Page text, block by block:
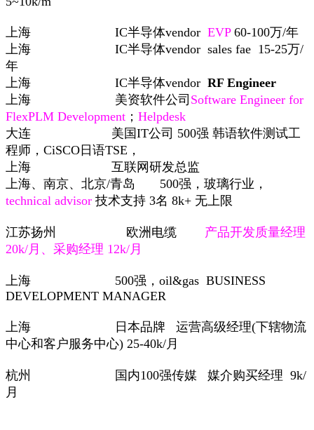
上海 IC半导体vendor EVP60-100万/年
上海
IC半导体vendor sales fae 15-25万/
年
上海
IC半导体vendor RF Engineer
上海
美资软件公司 Software Engineer for
FlexPLM Development ； Helpdesk
大连
美国IT公司 500强 韩语软件测试工
程师， CiSCO 日语TSE ，
上海
互联网研发总监
上海、南京、北京/青岛 500强，玻璃行业，
technical advisor 技术支持 3名 8k+ 无上限
江苏扬州 欧洲电缆
产品开发质量经理
20k/月、采购经理 12k/月
上海 500强， oil&gas BUSINESS
DEVELOPMENT MANAGER
上海 日本品牌 运营高级经理(下辖物流
中心和客户服务中心) 25-40k/月
杭州 国内100强传媒 媒介购买经理 9k/
月